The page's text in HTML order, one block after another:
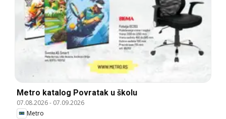
Metro katalog Povratak u školu
07.08.2026- 07.09.2026
Metro